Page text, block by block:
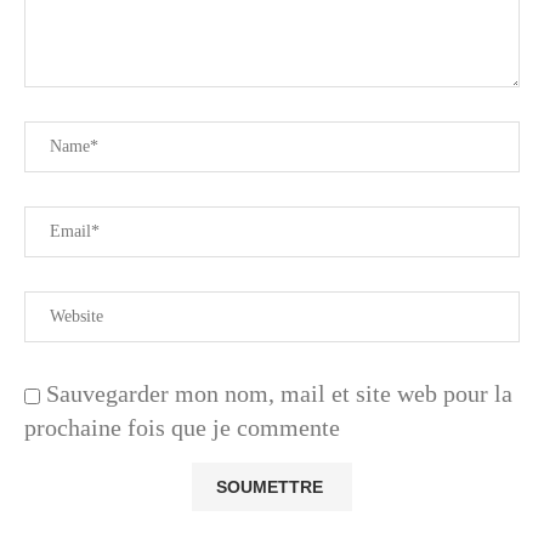
Sauvegarder mon nom, mail et site web pour la
prochaine fois que je commente